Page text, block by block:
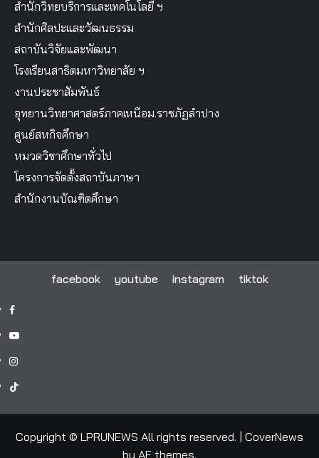
สำนักวิทยบริการและเทคโนโลยี ฯ
สำนักศิลปะและวัฒนธรรม
สถาบันวิจัยและพัฒนา
โรงเรียนสาธิตมหาวิทยาลัย ฯ
งานประชาสัมพันธ์
อุทยานวิทยาศาสตร์ภาคเหนือม.ราชภัฏลำปาง
ศูนย์สหกิจศึกษา
หมวดวิชาศึกษาทั่วไป
โครงการจัดตั้งสถาบันภาษา
สำนักงานบัณฑิตศึกษา
facebook youtube instagram tiktok
facebook
youtube
instagram
tiktok
Copyright © LPRUNEWS All rights reserved.
CoverNews
by AF themes.